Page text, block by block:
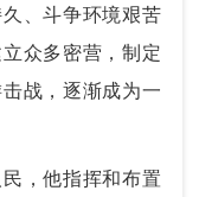
、斗争环境艰苦
众多密营，制定
战，逐渐成为一
，他指挥和布置